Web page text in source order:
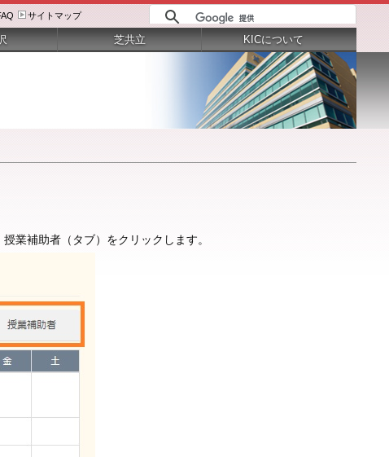
サイトマップ
業補助者（タブ）をクリックします。
芝共立 KICについて